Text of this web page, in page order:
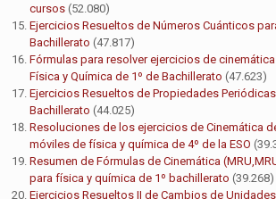
cursos (52.080)
Ejercicios Resueltos de Números Cuánticos
Bachillerato (47.817)
Fórmulas para resolver ejercicios de
Física y Química de 1º de Bachillerato (47.623)
Ejercicios Resueltos de Propiedades
Bachillerato (44.025)
Resoluciones de los ejercicios de Cinemática
móviles de física y química de 4º de la ESO
Resumen de Fórmulas de Cinemática
para física y química de 1º bachillerato (39.268)
Ejercicios Resueltos II de Cambios de